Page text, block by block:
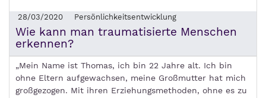
28/03/2020 Persönlichkeitsentwicklung
Wie kann man traumatisierte Menschen
erkennen?
„Mein Name ist Thomas, ich bin 22 Jahre alt. Ich bin
ohne Eltern aufgewachsen, meine Großmutter hat mich
großgezogen. Mit ihren Erziehungsmethoden, ohne es zu